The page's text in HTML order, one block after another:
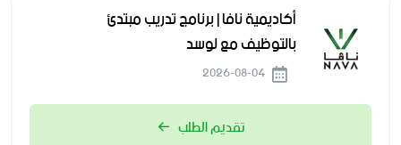
أكاديمية نافا | برنامج تدريب مبتدئ
بالتوظيف مع لوسد
تقديم الطلب